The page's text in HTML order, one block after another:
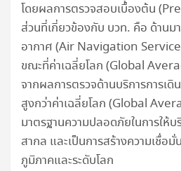
โดยผลการตรวจสอบเบื้องต้น
ส่วนที่เกี่ยวข้องกับ บวท. คือ ด้านม
อากาศ (Air Navigation
ขณะที่ค่าเฉลี่ยโลก (Global
จากผลการตรวจด้านบริการการเดิ
สูงกว่าค่าเฉลี่ยโลก (Global
มาตรฐานความปลอดภัยในการให้บ
สากล และเป็นการสร้างความเชื่อมั่
ภูมิภาคและระดับโลก